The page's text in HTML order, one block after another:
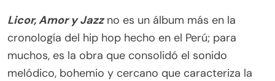
Licor, Amor y Jazzno es un álbum más en la
cronología del hip hop hecho en el Perú; para
muchos, es la obra que consolidó el sonido
melódico, bohemio y cercano que caracteriza la